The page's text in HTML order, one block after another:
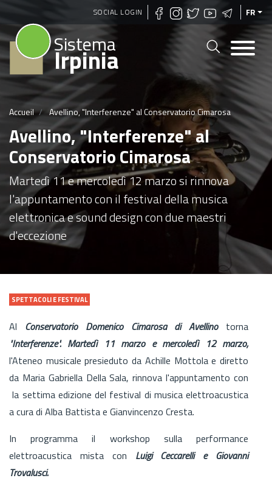
Aller
SOCIAL LOGIN FR
Sistema
Irpinia
Accueil Avellino, "Interferenze" al Conservatorio Cimarosa
Avellino, "Interferenze" al
Conservatorio Cimarosa
Martedì 11 e mercoledì 12 marzo si rinnova
l'appuntamento con il festival della musica
elettronica e sound design con due maestri
d'eccezione
SPETTACOLI E FESTIVAL
Al Conservatorio Domenico Cimarosa di Avellino torna
"Interferenze". Martedì 11 marzo e mercoledì 12 marzo,
l'Ateneo musicale presieduto da Achille Mottola e diretto
da Maria Gabriella Della Sala, rinnova l'appuntamento con
la settima edizione del festival di musica elettroacustica
a cura di Alba Battista e Gianvincenzo Cresta.
In programma il workshop sulla performance
elettroacustica mista con Luigi Ceccarelli e Giovanni
Trovalusci.